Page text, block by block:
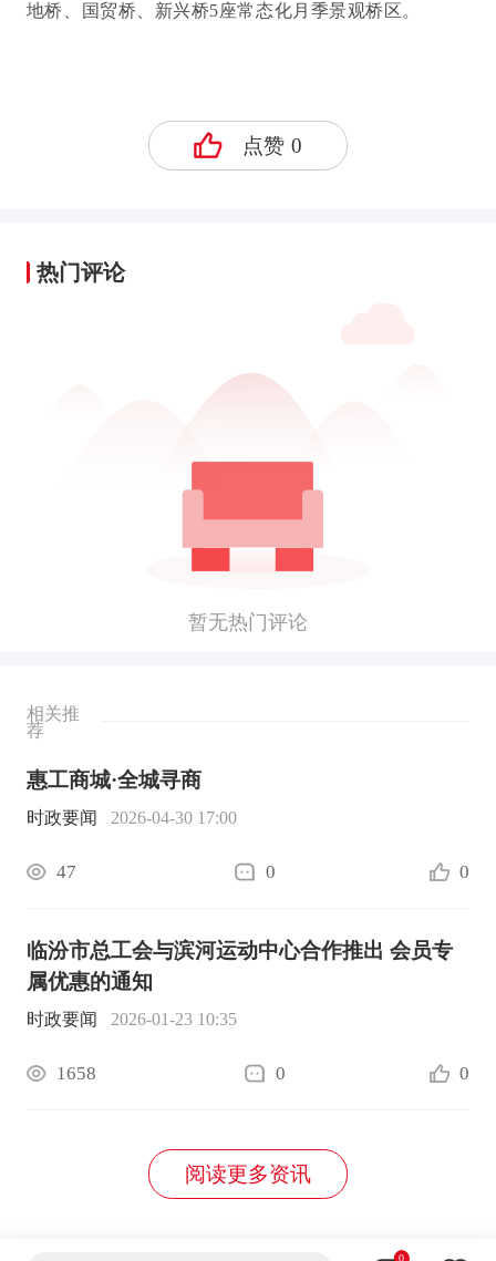
地桥、国贸桥、新兴桥5座常态化月季景观桥区。
点赞 0
热门评论
暂无热门评论
相关推
荐
惠工商城·全城寻商
时政要闻 2026-04-30 17:00
47 0 0
临汾市总工会与滨河运动中心合作推出 会员专
属优惠的通知
时政要闻 2026-01-23 10:35
1658 0 0
阅读更多资讯